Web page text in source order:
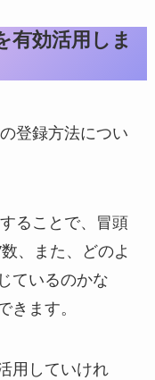
有効活用しま
登録方法につい
ることで、冒頭
、また、どのよ
ているのかな
きます。
用していけれ